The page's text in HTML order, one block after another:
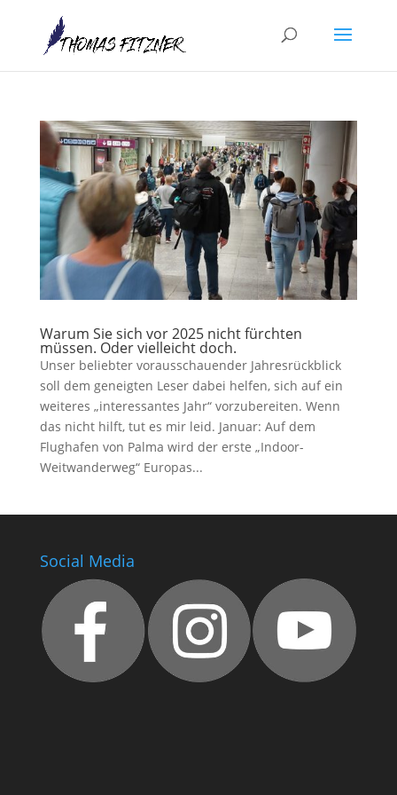
Warum Sie sich vor 2025 nicht fürchten
müssen. Oder vielleicht doch.
Unser beliebter vorausschauender Jahresrückblick
soll dem geneigten Leser dabei helfen, sich auf ein
weiteres „interessantes Jahr“ vorzubereiten. Wenn
das nicht hilft, tut es mir leid. Januar: Auf dem
Flughafen von Palma wird der erste „Indoor-
Weitwanderweg“ Europas...
Social Media